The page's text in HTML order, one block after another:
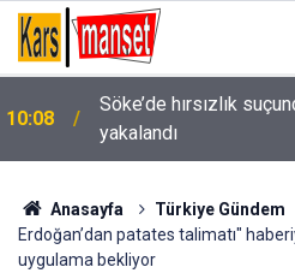
10:08 Şehre inen tilki böyle
Anasayfa Türkiye Gündem
Erdoğan’dan patates talimatı"
uygulama bekliyor